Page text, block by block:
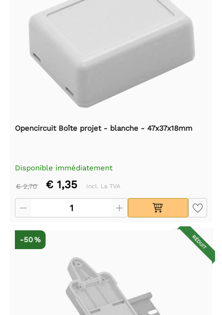
Opencircuit Boîte projet - blanche - 47x37x18mm
Disponible immédiatement
€ 2,70 € 1,35 Incl. La TVA
RÉDUIT
-50 %